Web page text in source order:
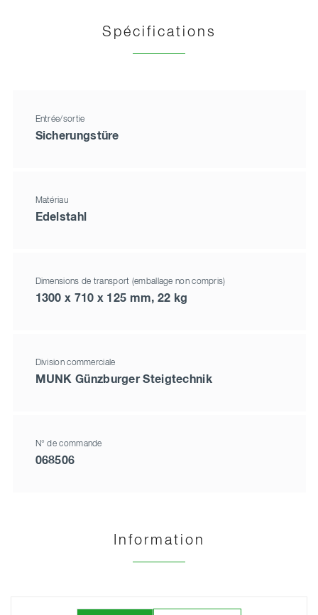
Spécifications
Entrée/sortie
Sicherungstüre
Matériau
Edelstahl
Dimensions de transport (emballage non compris)
1300 x 710 x 125 mm, 22 kg
Division commerciale
MUNK Günzburger Steigtechnik
N° de commande
068506
Information